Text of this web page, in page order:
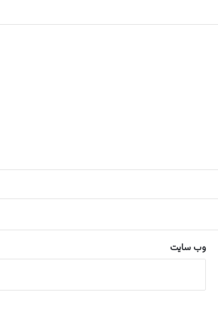
وب‌ سایت